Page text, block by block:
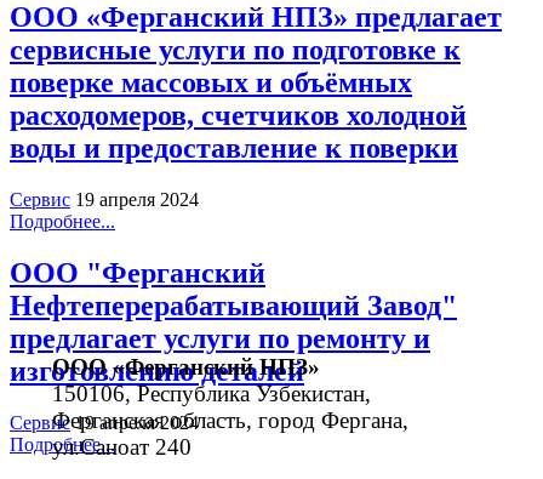
ООО «Ферганский НПЗ» предлагает
сервисные услуги по подготовке к
поверке массовых и объёмных
расходомеров, счетчиков холодной
воды и предоставление к поверки
Сервис 19 апреля 2024
Подробнее...
ООО "Ферганский
Нефтеперерабатывающий Завод"
предлагает услуги по ремонту и
изготовлению деталей
Сервис 19 апреля 2024
Подробнее...
ООО «Ферганский НПЗ»
150106, Республика Узбекистан,
Ферганская область, город Фергана,
ул.Саноат 240